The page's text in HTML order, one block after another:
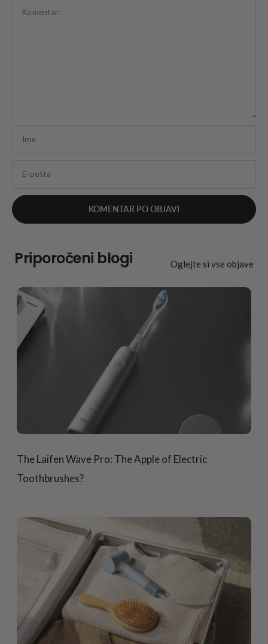
Komentar:
Ime
E-pošta
Priporočeni blogi Oglejte si vse objave
The Laifen Wave Pro: The Apple of Electric
Toothbrushes?